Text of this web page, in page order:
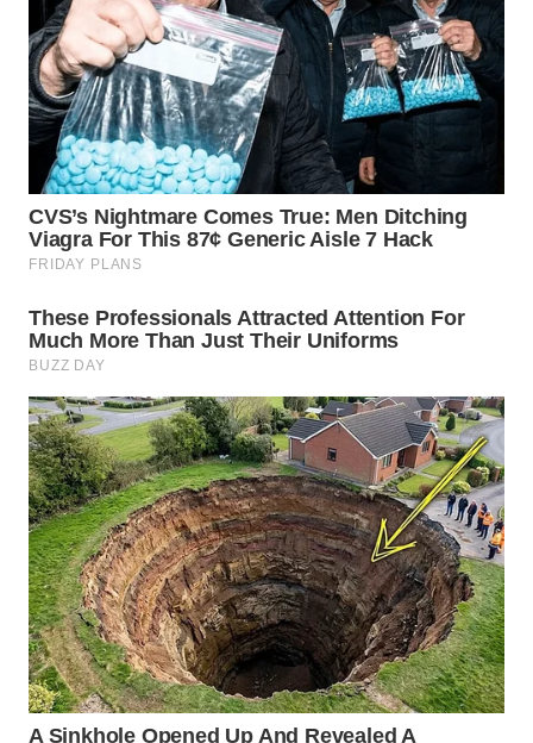
KARO
WN
SIMALUNGUN
WN
LABUHANBATU
WN
TENGAH
WN DELI
SERDANG
WN
TEBING
TINGGI
WN
PAKPAK
WN
KARAWANG